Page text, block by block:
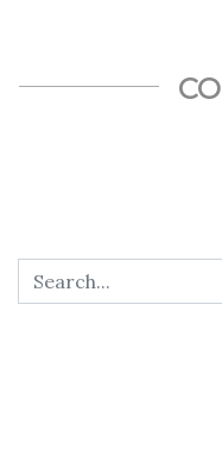
SHARE THIS...